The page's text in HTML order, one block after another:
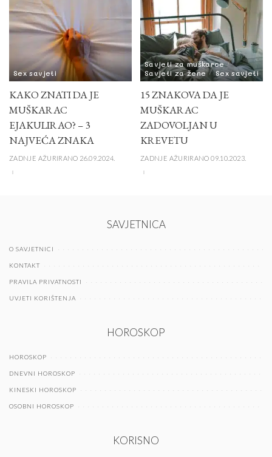
Sex savjeti
KAKO ZNATI DA JE
MUŠKARAC
EJAKULIRAO? – 3
NAJVEĆA ZNAKA
ZADNJE AŽURIRANO 26.09.2024.
Savjeti za muškarce
Savjeti za žene
Sex savjeti
15 ZNAKOVA DA JE
MUŠKARAC
ZADOVOLJAN U
KREVETU
ZADNJE AŽURIRANO 09.10.2023.
SAVJETNICA
O SAVJETNICI
KONTAKT
PRAVILA PRIVATNOSTI
UVJETI KORIŠTENJA
HOROSKOP
HOROSKOP
DNEVNI HOROSKOP
KINESKI HOROSKOP
OSOBNI HOROSKOP
KORISNO